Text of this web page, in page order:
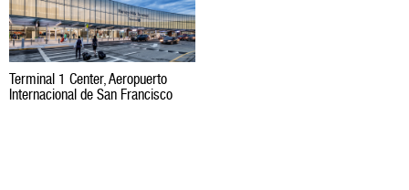
Terminal 1 Center, Aeropuerto
Internacional de San Francisco